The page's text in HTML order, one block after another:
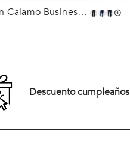
Calamo Business
Descuento cumpleaños